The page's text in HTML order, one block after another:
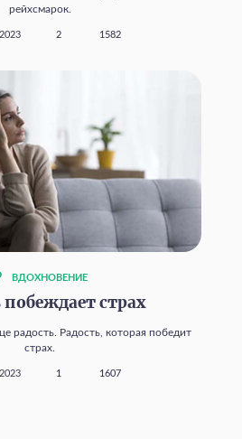
рейхсмарок.
2 1582
ВДОХНОВЕНИЕ
побеждает страх
радость. Радость, которая победит
страх.
1 1607